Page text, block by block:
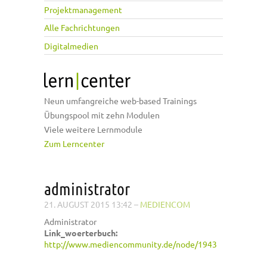
Projektmanagement
Alle Fachrichtungen
Digitalmedien
Neun umfangreiche web-based Trainings
Übungspool mit zehn Modulen
Viele weitere Lernmodule
Zum Lerncenter
administrator
21. AUGUST 2015 13:42 – MEDIENCOM
Administrator
Link_woerterbuch:
http://www.mediencommunity.de/node/1943